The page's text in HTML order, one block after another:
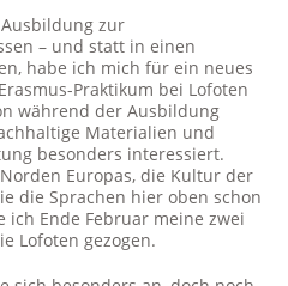
zur
– und statt in einen
habe ich mich für ein neues
Praktikum bei Lofoten
während der Ausbildung
Materialien und
besonders interessiert.
Europas, die Kultur der
die Sprachen hier oben schon
Ende Februar meine zwei
Lofoten gezogen.